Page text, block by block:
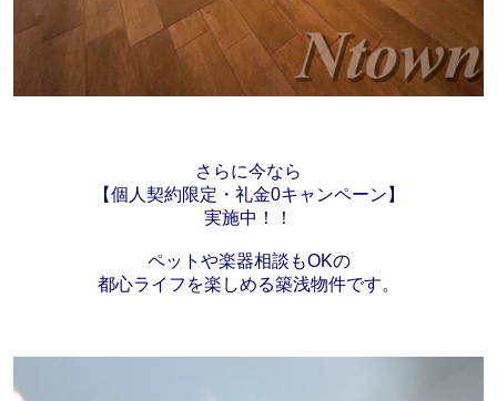
さらに今なら
【個人契約限定・礼金0キャンペーン】
実施中！！
ペットや楽器相談もOKの
都心ライフを楽しめる築浅物件です。